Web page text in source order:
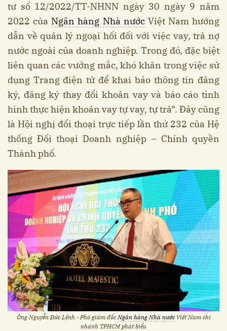
tư số 12/2022/TT-NHNN ngày 30 ngày 9 năm
2022 của Ngân hàng Nhà nướcViệt Nam hướng
dẫn về quản lý ngoại hối đối với việc vay, trả nợ
nước ngoài của doanh nghiệp. Trong đó, đặc biệt
liên quan các vướng mắc, khó khăn trong việc sử
dụng Trang điện tử để khai báo thông tin đăng
ký, đăng ký thay đổi khoản vay và báo cáo tình
hình thực hiện khoản vay tự vay, tự trả”. Đây cũng
là Hội nghị đối thoại trực tiếp lần thứ 232 của Hệ
thống Đối thoại Doanh nghiệp – Chính quyền
Thành phố.
Ông Nguyễn Đức Lệnh - Phó giám đốcNgân hàng Nhà nướcViệt Nam chi
nhánh TPHCM phát biểu